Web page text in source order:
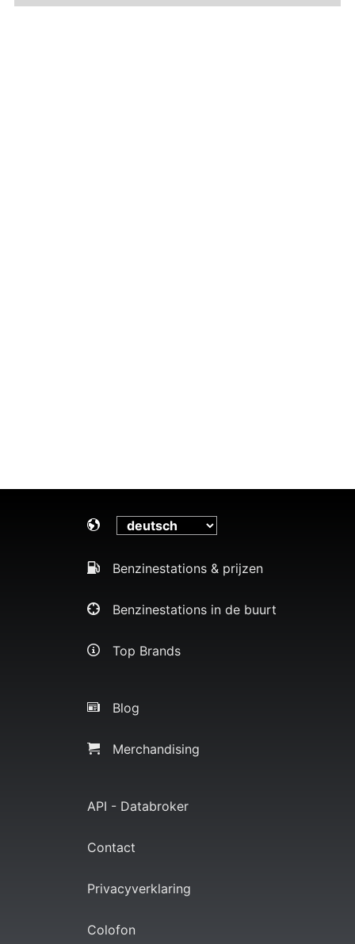
Benzinestations & prijzen
Benzinestations in de buurt
Top Brands
Blog
Merchandising
API - Databroker
Contact
Privacyverklaring
Colofon